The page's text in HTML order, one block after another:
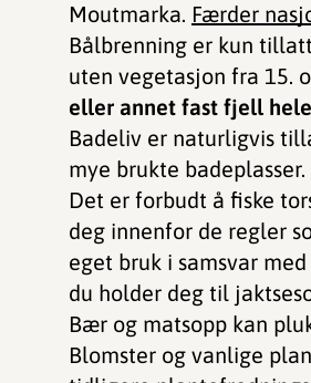
Moutmarka. Færder
Bålbrenning er kun
uten vegetasjon fra 15.
eller annet fast fjell
Badeliv er naturligvis
mye brukte badeplasser.
Det er forbudt å fiske
deg innenfor de regler
eget bruk i samsvar
du holder deg til
Bær og matsopp kan
Blomster og vanlige